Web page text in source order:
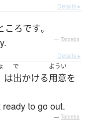
Details ▸
ころです。
— Tatoeba
Details ▸
は
で
出かける
ようい
用意を
to go out.
— Tatoeba